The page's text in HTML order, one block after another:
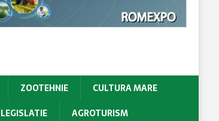
ZOOTEHNIE
CULTURA MARE
LEGISLATIE
AGROTURISM